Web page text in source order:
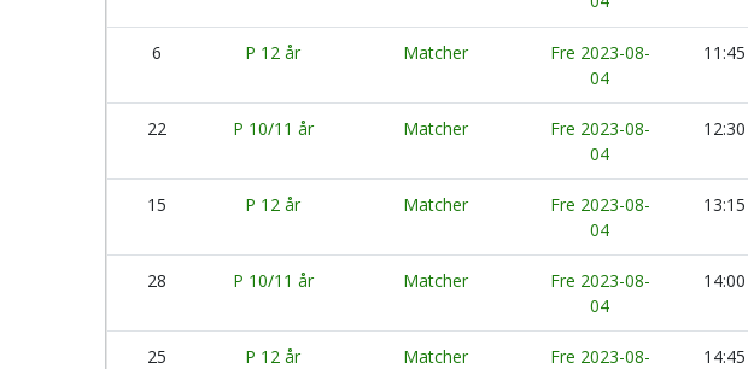
6 P 12 år Matcher
Fre 2023-08-
04
11:45
22 P 10/11 år Matcher
Fre 2023-08-
04
12:30
15 P 12 år Matcher
Fre 2023-08-
04
13:15
28 P 10/11 år Matcher
Fre 2023-08-
04
14:00
25 P 12 år Matcher
Fre 2023-08-
14:45